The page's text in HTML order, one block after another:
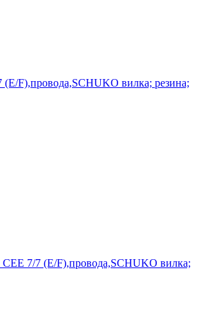
(E/F),провода,SCHUKO вилка; резина;
CEE 7/7 (E/F),провода,SCHUKO вилка;